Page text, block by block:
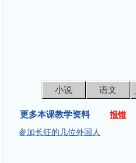
小说 语文
更多本课教学资料报错
参加长征的几位外国人